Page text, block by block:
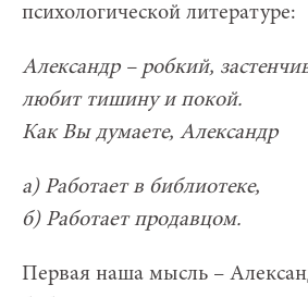
психологической литературе:
Александр – робкий,
любит тишину и покой.
Как Вы думаете, Александр
а) Работает в библиотеке,
б) Работает продавцом.
Первая наша мысль –